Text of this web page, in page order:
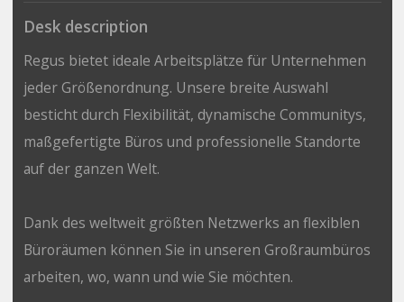
Desk description
Regus bietet ideale Arbeitsplätze für Unternehmen
jeder Größenordnung. Unsere breite Auswahl
besticht durch Flexibilität, dynamische Communitys,
maßgefertigte Büros und professionelle Standorte
auf der ganzen Welt.
Dank des weltweit größten Netzwerks an flexiblen
Büroräumen können Sie in unseren Großraumbüros
arbeiten, wo, wann und wie Sie möchten.